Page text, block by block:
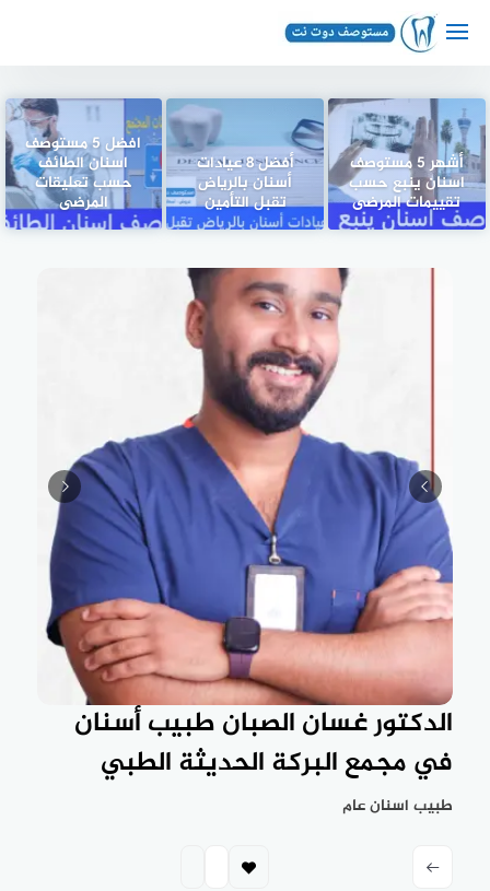
أشهر 5 مستوصف
اسنان ينبع حسب
تقييمات المرضى
أفضل 8 عيادات
أسنان بالرياض
تقبل التأمين
افضل 5 مستوصف
اسنان الطائف
حسب تعليقات
المرضى
الدكتور غسان الصبان طبيب أسنان
في مجمع البركة الحديثة الطبي
طبيب اسنان عام